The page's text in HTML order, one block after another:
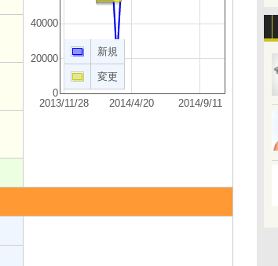
2013/11/28 2014/4/20 2014/9/11
0
20000
40000
新規
変更